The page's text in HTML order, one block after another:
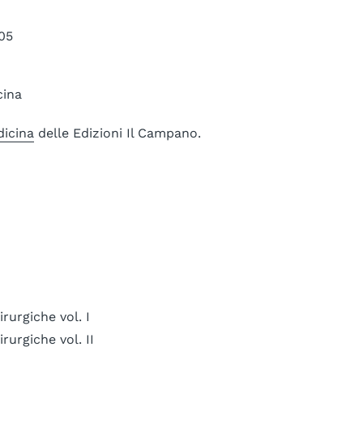
delle Edizioni Il Campano.
vol. I
vol. II